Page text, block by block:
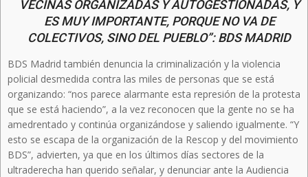
VECINAS ORGANIZADAS Y AUTOGESTIONADAS, Y
ES MUY IMPORTANTE, PORQUE NO VA DE
COLECTIVOS, SINO DEL PUEBLO”: BDS MADRID
BDS Madrid también denuncia la criminalización y la violencia
policial desmedida contra las miles de personas que se está
organizando: “nos parece alarmante esta represión de la protesta
que se está haciendo”, a la vez reconocen que la gente no se ha
amedrentado y continúa organizándose y saliendo igualmente. “Y
esto se escapa de la organización de la Rescop y del movimiento
BDS”, advierten, ya que en los últimos días sectores de la
ultraderecha han querido señalar, y denunciar ante la Audiencia